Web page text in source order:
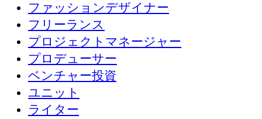
ファッションデザイナー
フリーランス
プロジェクトマネージャー
プロデューサー
ベンチャー投資
ユニット
ライター